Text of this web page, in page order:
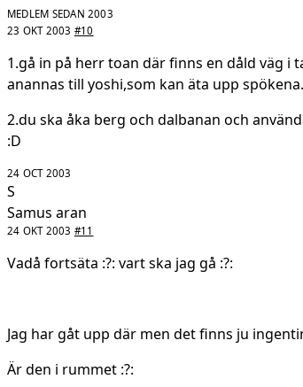
MEDLEM SEDAN 2003
23 OKT 2003 #10
1.gå in på herr toan där finns en dåld väg
anannas till yoshi,som kan äta upp spökena.
2.du ska åka berg och dalbanan och
:D
24 OCT 2003
S
Samus aran
24 OKT 2003 #11
Vadå fortsäta :?: vart ska jag gå :?:
Jag har gåt upp där men det finns ju
Är den i rummet :?: